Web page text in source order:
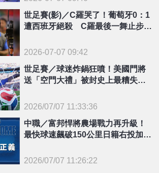
世足賽(影)／C羅哭了！葡萄牙0：1
遭西班牙絕殺 C羅最後一舞止步16
2026-07-07 09:42
世足賽／球迷炸鍋狂噴！美國門將
送「空門大禮」被封史上最糟失
2026/07/07 11:33:36
中職／富邦悍將農場戰力再升級！
最快球速飆破150公里日籍右投加入
2026/07/07 11:26:22